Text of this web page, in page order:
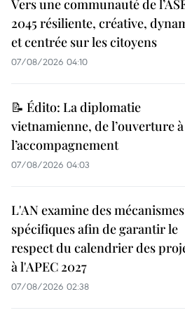
Vers une communauté de
2045 résiliente, créative,
et centrée sur les citoyens
07/08/2026 04:10
📝 Édito: La diplomatie
vietnamienne, de l’ouverture à
l’accompagnement
07/08/2026 04:03
L'AN examine des mécanismes
spécifiques afin de garantir le
respect du calendrier des
à l'APEC 2027
07/08/2026 02:38